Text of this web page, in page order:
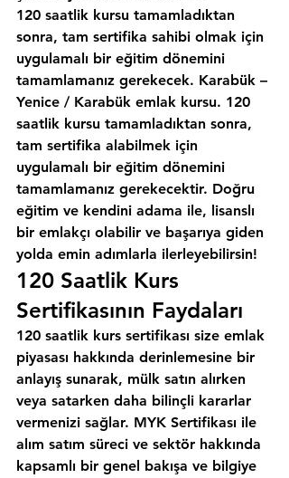
120 saatlik kursu tamamladıktan
sonra, tam sertifika sahibi olmak için
uygulamalı bir eğitim dönemini
tamamlamanız gerekecek. Karabük –
Yenice / Karabük emlak kursu. 120
saatlik kursu tamamladıktan sonra,
tam sertifika alabilmek için
uygulamalı bir eğitim dönemini
tamamlamanız gerekecektir. Doğru
eğitim ve kendini adama ile, lisanslı
bir emlakçı olabilir ve başarıya giden
yolda emin adımlarla ilerleyebilirsin!
120 Saatlik Kurs
Sertifikasının Faydaları
120 saatlik kurs sertifikası size emlak
piyasası hakkında derinlemesine bir
anlayış sunarak, mülk satın alırken
veya satarken daha bilinçli kararlar
vermenizi sağlar. MYK Sertifikası ile
alım satım süreci ve sektör hakkında
kapsamlı bir genel bakışa ve bilgiye